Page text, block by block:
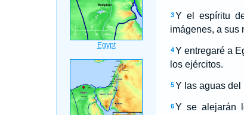
3 Y el espíritu
imágenes, a sus
4 Y entregaré a
los ejércitos.
5 Y las aguas del
6 Y se alejarán